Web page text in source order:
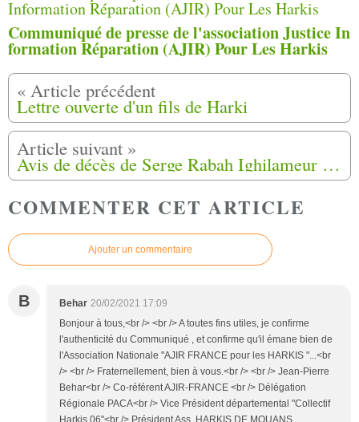
Communiqué de presse de l'association Justice In
formation Réparation (AJIR) Pour Les Harkis
Lettre ouverte d'un fils de Harki
Avis de décès de Serge Rabah Ighilameur de Millau (12)
COMMENTER CET ARTICLE
Ajouter un commentaire
B Behar 20/02/2021 17:09
Bonjour à tous,<br /> <br /> A toutes fins utiles, je confirme
l'authenticité du Communiqué , et confirme qu'il émane bien de
l'Association Nationale "AJIR FRANCE pour les HARKIS "...<br
/> <br /> Fraternellement, bien à vous.<br /> <br /> Jean-Pierre
Behar<br /> Co-référent AJIR-FRANCE <br /> Délégation
Régionale PACA<br /> Vice Président départemental "Collectif